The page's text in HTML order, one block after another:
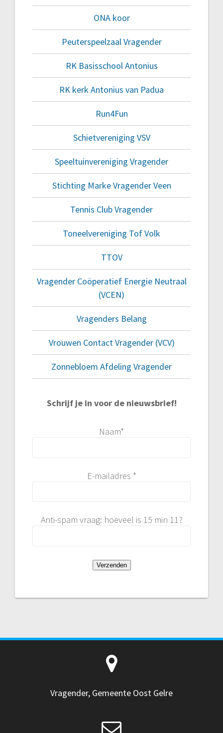
ONA koor
Peuterspeelzaal Vragender
RK Basisschool Antonius
RK kerk Antonius van Padua
Run4Fun
Schietvereniging VSV
Speeltuinvereniging Vragender
Stichting Marke Vragender Veen
Tennis Club Vragender
Toneelvereniging Tof Volk
TTOV
Vragender Coöperatief Energie Neutraal
(VCEN)
Vragenders Belang
Vrouwen Contact Vragender (VCV)
Zonnebloem Afdeling Vragender
Schrijf je in voor de nieuwsbrief!
Naam*
E-mailadres *
Anti-spam vraag: hoeveel is 15 min 11?
Vragender, Gemeente Oost Gelre